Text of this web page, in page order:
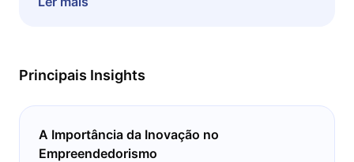
momentos de concentração e estudo.
Principais Insights
A Importância da Inovação no
Empreendedorismo